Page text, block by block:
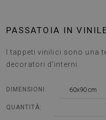
PASSATOIA IN
I tappeti vinilici sono una
decoratori d’interni.
DIMENSIONI: 60x90 cm
QUANTITÀ: